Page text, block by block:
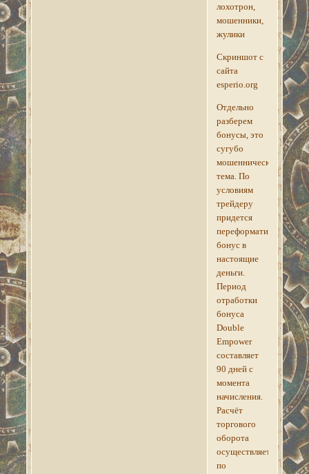
лохотрон,
мошенники,
жулики
Скриншот с
сайта
esperio.org
Отдельно
разберем
бонусы, это
сугубо
мошенническая
тема. По
условиям
трейдеру
придется
переформатировать
бонус в
настоящие
деньги.
Период
отработки
бонуса
Double
Empower
составляет
90 дней с
момента
начисления.
Расчёт
торгового
оборота
осуществляется
по